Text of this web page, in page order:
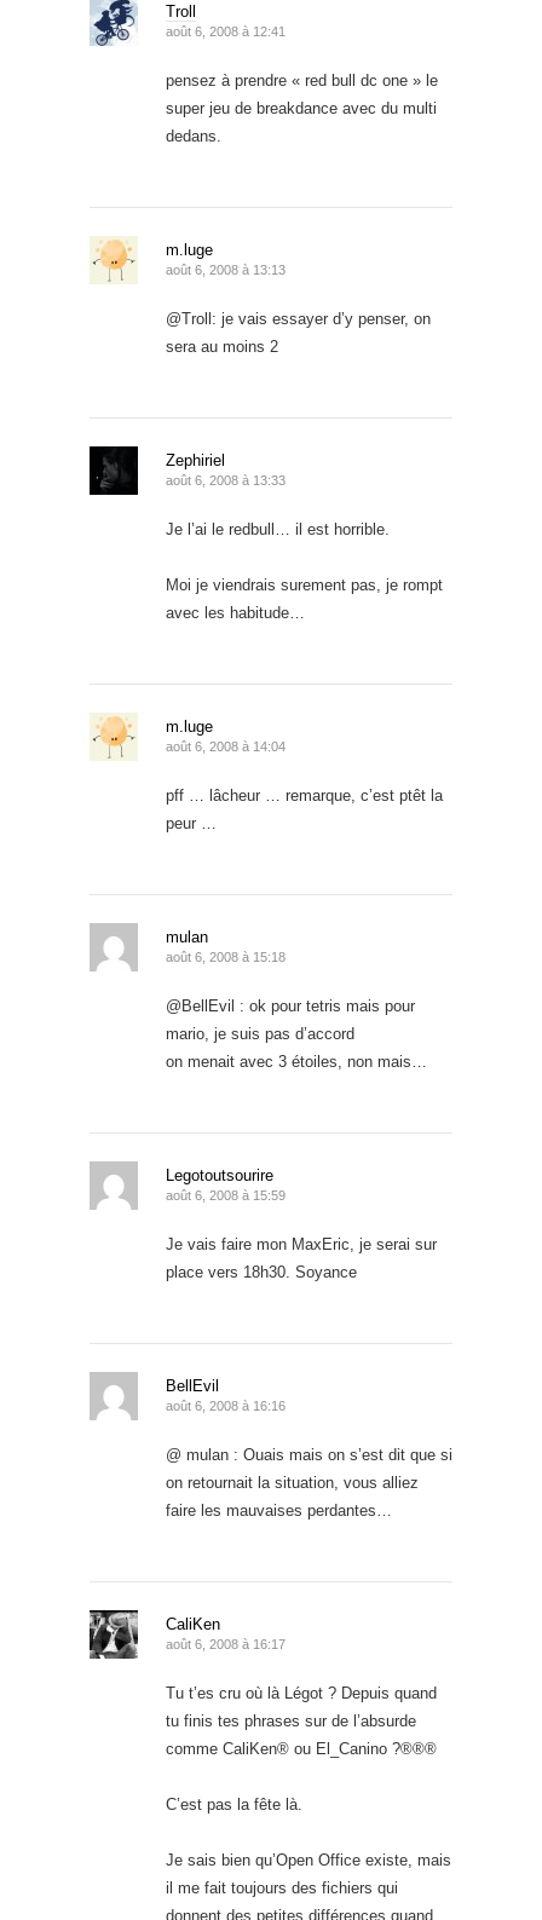
Troll
août 6, 2008 à 12:41
pensez à prendre « red bull dc one » le
super jeu de breakdance avec du multi
dedans.
m.luge
août 6, 2008 à 13:13
@Troll: je vais essayer d’y penser, on
sera au moins 2
Zephiriel
août 6, 2008 à 13:33
Je l’ai le redbull… il est horrible.
Moi je viendrais surement pas, je rompt
avec les habitude…
m.luge
août 6, 2008 à 14:04
pff … lâcheur … remarque, c’est ptêt la
peur …
mulan
août 6, 2008 à 15:18
@BellEvil : ok pour tetris mais pour
mario, je suis pas d’accord
on menait avec 3 étoiles, non mais…
Legotoutsourire
août 6, 2008 à 15:59
Je vais faire mon MaxEric, je serai sur
place vers 18h30. Soyance
BellEvil
août 6, 2008 à 16:16
@ mulan : Ouais mais on s’est dit que si
on retournait la situation, vous alliez
faire les mauvaises perdantes…
CaliKen
août 6, 2008 à 16:17
Tu t’es cru où là Légot ? Depuis quand
tu finis tes phrases sur de l’absurde
comme CaliKen® ou El_Canino ?®®®
C’est pas la fête là.
Je sais bien qu’Open Office existe, mais
il me fait toujours des fichiers qui
donnent des petites différences quand